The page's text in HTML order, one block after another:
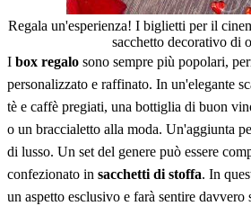
Regala un'esperienza! I biglietti per il
sacchetto decorativo di
I box regalo sono sempre più popolari,
personalizzato e raffinato. In un'elegante
tè e caffè pregiati, una bottiglia di buon
o un braccialetto alla moda. Un'aggiunta
di lusso. Un set del genere può essere
confezionato in sacchetti di stoffa. In
un aspetto esclusivo e farà sentire davvero